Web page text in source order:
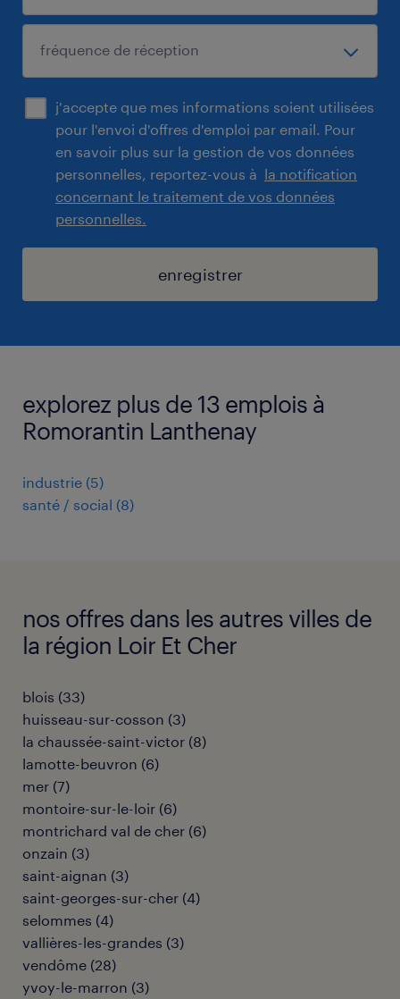
j'accepte que mes informations soient utilisées
pour l'envoi d'offres d'emploi par email. Pour
en savoir plus sur la gestion de vos données
personnelles, reportez-vous à la notification
concernant le traitement de vos données
personnelles.
enregistrer
explorez plus de 13 emplois à
Romorantin Lanthenay
industrie (5)
santé / social (8)
nos offres dans les autres villes de
la région Loir Et Cher
blois (33)
huisseau-sur-cosson (3)
la chaussée-saint-victor (8)
lamotte-beuvron (6)
mer (7)
montoire-sur-le-loir (6)
montrichard val de cher (6)
onzain (3)
saint-aignan (3)
saint-georges-sur-cher (4)
selommes (4)
vallières-les-grandes (3)
vendôme (28)
yvoy-le-marron (3)